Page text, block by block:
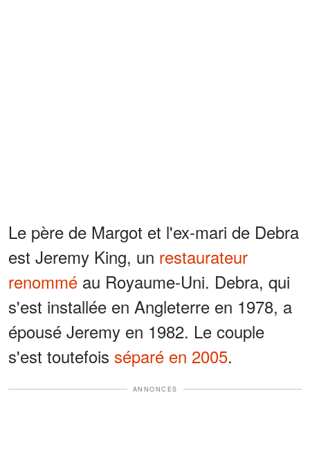
Le père de Margot et l'ex-mari de Debra
est Jeremy King, un restaurateur
renommé au Royaume-Uni. Debra, qui
s'est installée en Angleterre en 1978, a
épousé Jeremy en 1982. Le couple
s'est toutefois séparé en 2005.
ANNONCES